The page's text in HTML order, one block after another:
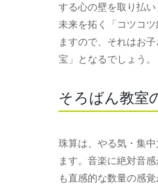
する心の壁を取り払い
未来を拓く「コツコ
ますので、それはお
宝」となるでしょう。
そろばん教室
珠算は、やる気・集
ます。音楽に絶対音
も直感的な数量の感覚